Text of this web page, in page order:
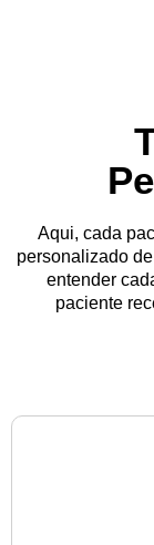
Aqui, cada
personalizado
entender
paciente